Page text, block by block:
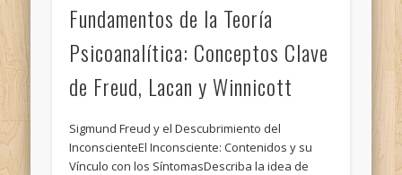
Fundamentos de la Teoría
Psicoanalítica: Conceptos Clave
de Freud, Lacan y Winnicott
Sigmund Freud y el Descubrimiento del
InconscienteEl Inconsciente: Contenidos y su
Vínculo con los SíntomasDescriba la idea de